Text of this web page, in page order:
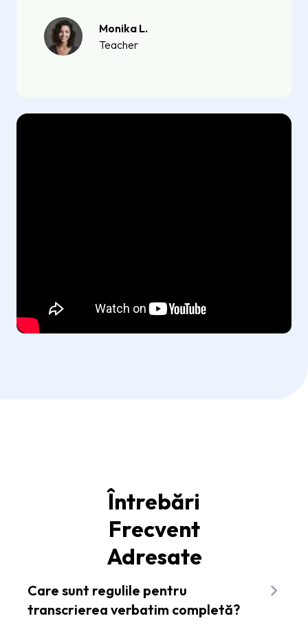
Monika L.
Teacher
Întrebări
Frecvent
Adresate
Care sunt regulile pentru
transcrierea verbatim completă?